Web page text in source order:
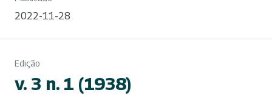
2022-11-28
Edição
v. 3 n. 1 (1938)